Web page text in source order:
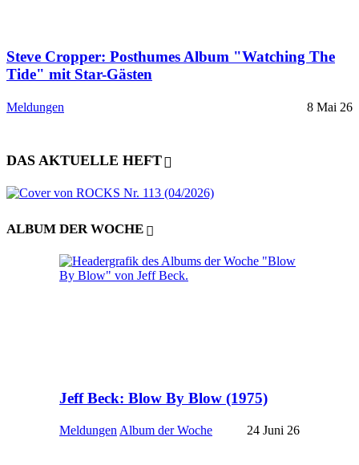
Steve Cropper: Posthumes Album "Watching The
Tide" mit Star-Gästen
Meldungen 8 Mai 26
DAS AKTUELLE HEFT
ALBUM DER WOCHE
Jeff Beck: Blow By Blow (1975)
MeldungenAlbum der Woche 24 Juni 26